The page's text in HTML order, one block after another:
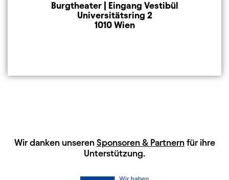
Anschrift
Burgtheater | Eingang Vestibül
Universitätsring 2
1010 Wien
HAUPTSPONSOREN
Wir danken unseren Sponsoren & Partnernfür ihre
Unterstützung.